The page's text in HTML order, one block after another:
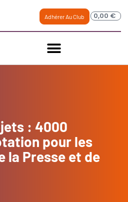
Adhérer Au Club 0,00 €
: 4000
pour les
la Presse et de